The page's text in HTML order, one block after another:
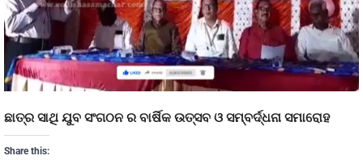
ଛାତ୍ର ସାଥି ଯୁବ ସଂଗଠନ ର ବାର୍ଷିକ ଉତ୍ସବ ଓ ସମ୍ବର୍ଦ୍ଧନା ସମାରୋହ
Share this: